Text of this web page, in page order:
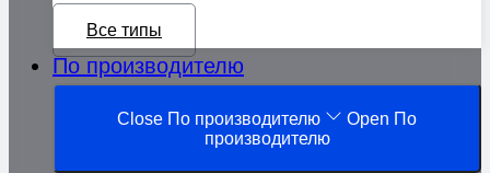
Все типы
По производителю
Close По производителю
Open По
производителю